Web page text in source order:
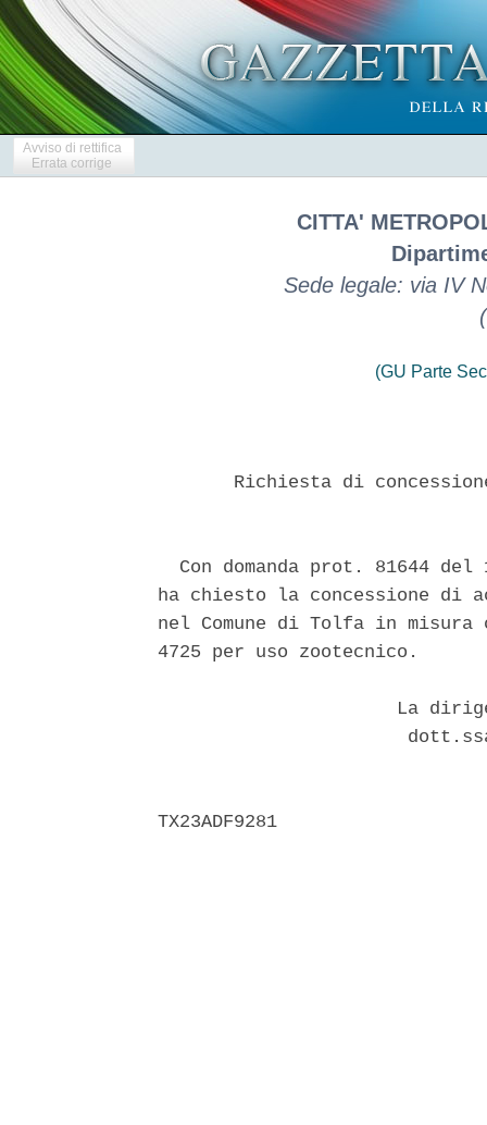
Avviso di rettifica
Errata corrige
CITTA'
Sede legale: via IV
(GU Parte
Richiesta di
Con domanda prot. 81644 del
ha chiesto la concessione di
nel Comune di Tolfa in
4725 per uso zootecnico.
La